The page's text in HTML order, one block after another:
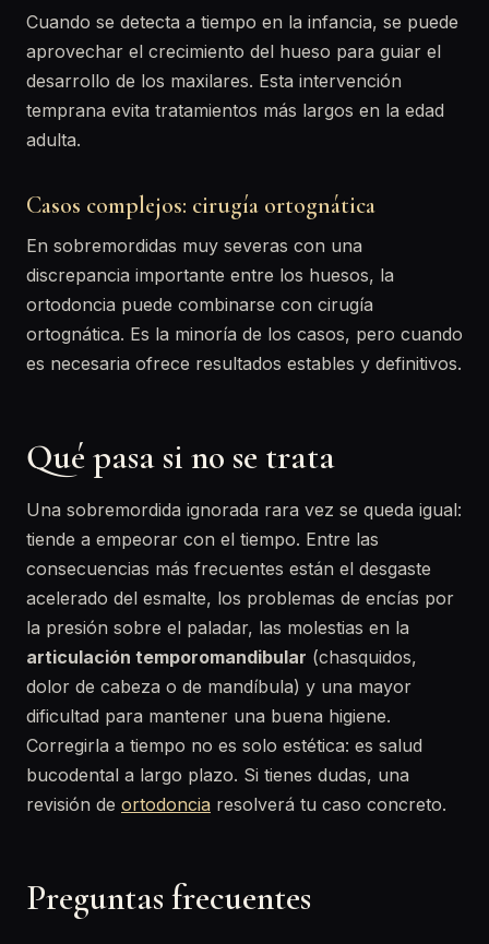
Cuando se detecta a tiempo en la infancia, se puede
aprovechar el crecimiento del hueso para guiar el
desarrollo de los maxilares. Esta intervención
temprana evita tratamientos más largos en la edad
adulta.
Casos complejos: cirugía ortognática
En sobremordidas muy severas con una
discrepancia importante entre los huesos, la
ortodoncia puede combinarse con cirugía
ortognática. Es la minoría de los casos, pero cuando
es necesaria ofrece resultados estables y definitivos.
Qué pasa si no se trata
Una sobremordida ignorada rara vez se queda igual:
tiende a empeorar con el tiempo. Entre las
consecuencias más frecuentes están el desgaste
acelerado del esmalte, los problemas de encías por
la presión sobre el paladar, las molestias en la
articulación temporomandibular (chasquidos,
dolor de cabeza o de mandíbula) y una mayor
dificultad para mantener una buena higiene.
Corregirla a tiempo no es solo estética: es salud
bucodental a largo plazo. Si tienes dudas, una
revisión de ortodoncia resolverá tu caso concreto.
Preguntas frecuentes